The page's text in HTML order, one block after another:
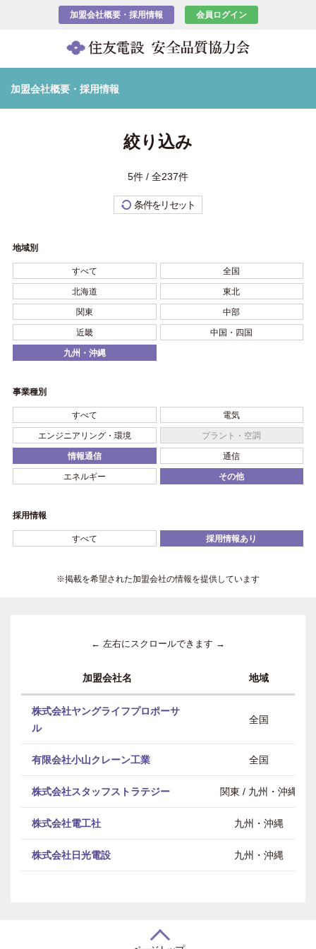
加盟会社概要・採用情報 会員ログイン
加盟会社概要・採用情報
絞り込み
5件 / 全237件
条件をリセット
地域別
すべて 全国
北海道 東北
関東 中部
近畿 中国・四国
九州・沖縄
事業種別
すべて 電気
エンジニアリング・環境 プラント・空調
情報通信 通信
エネルギー その他
採用情報
すべて 採用情報あり
※掲載を希望された加盟会社の情報を提供しています
← 左右にスクロールできます →
加盟会社名 地域
株式会社ヤングライフプロポーサ
ル
全国
有限会社小山クレーン工業 全国
株式会社スタッフストラテジー 関東 / 九州・沖縄
株式会社電工社 九州・沖縄
株式会社日光電設 九州・沖縄